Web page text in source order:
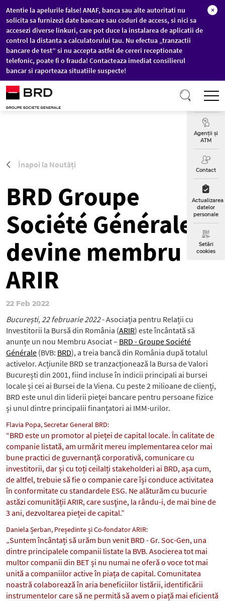
Sari la conținutul principal
Atentie la apelurile false! ANAF, banca sau alte autoritati nu
solicita sa furnizezi date bancare sau coduri de access, si nici sa
accesezi diverse linkuri, care pot duce la instalarea de aplicatii de
control la distanta a calculatorului tau. Nu efectua „tranzactii
bancare de test” si nu accepta astfel de cereri receptionate
telefonic, poate fi o frauda! Contacteaza imediat consilierul
bancar si raporteaza situatiile suspecte!
×
Curs
Agenții și
ATM
Contact
Actualizarea
datelor
personale
Setări
cookies
Înapoi la Noutăți
BRD Groupe
Société Générale
devine membru
ARIR
22 Feb 2022
București, 22 februarie 2022- Asociația pentru Relații cu
Investitorii la Bursă din România (ARIR) este încântată să
anunțe un nou Membru Asociat – BRD - Groupe Société
Générale (BVB: BRD), a treia bancă din România după totalul
activelor. Acțiunile BRD se tranzacționează la Bursa de Valori
București din 2001, fiind incluse în indicii principali ai bursei
locale și cei ai Bursei de la Viena. Cu peste 2 milioane de clienţi,
BRD este unul din liderii pieţei bancare pentru persoane fizice
și unul dintre principalii finanţatori ai IMM-urilor.
Flavia Popa, Secretar General BRD:
“BRD este un promotor al pieței de capital locale. În calitate de
companie listată, am urmărit mereu implementarea celor mai
bune practici de guvernanță corporativă, comunicare cu
investitorii, dar și cu toți ceilalți stakeholderi ai BRD, așa cum,
de altfel, trebuie să fie o companie care își conduce activitatea
în conformitate cu standardele ESG. Ne alăturăm cu bucurie
astăzi comunității ARIR, care susţine, la rându-i, de mai bine de
3 ani, dezvoltarea pieței de capital.”
Daniela Șerban, Președinte și Co-fondator ARIR:
„Suntem încântați să urăm bun venit BRD - Gr. Soc-Gen, una
dintre principalele companii listate la BVB. Asocierea tot mai
multor companii din BET și nu numai ne oferă o voce tot mai
unită a companiilor active în piața de capital. Comunitatea
noastră colaborează în aria beneficiilor listării, identificării
instrumentelor care să ne permită să avem o piață mai eficientă